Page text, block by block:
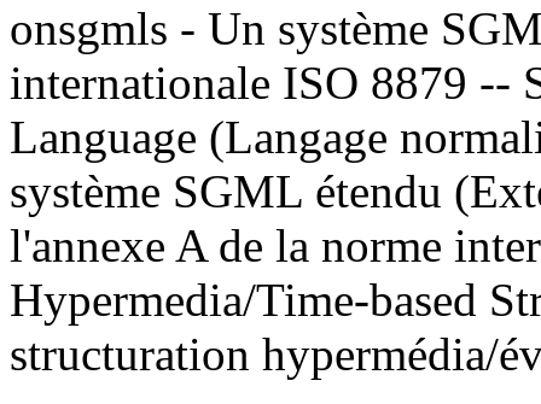
onsgmls - Un système
internationale ISO 8879 --
Language (Langage
système SGML étendu
l'annexe A de la norme
Hypermedia/Time-based
structuration hypermédia/